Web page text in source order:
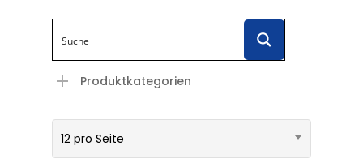
Produktkategorien
12 pro Seite